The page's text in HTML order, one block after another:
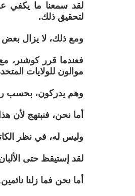
لقد سمعنا ما يكفي
لتحقيق ذلك.
ومع ذلك، لا يزال
فعندما قرر كوشنر،
موالون للولايات
وهم يدركون، بحسب
أما نحن، فنبتهج لأن
وليس له، في نظر
لقد إستيقظ حتى
أما نحن فما زلنا